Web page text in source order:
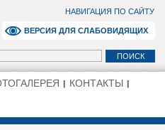
НАВИГАЦИЯ ПО САЙТУ
ВЕРСИЯ ДЛЯ СЛАБОВИДЯЩИХ
КОНТАКТЫ